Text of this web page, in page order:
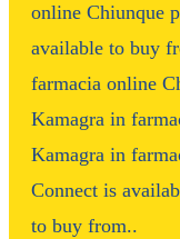
online Chiunque
available to buy
farmacia online
Kamagra in
Kamagra in
Connect is
to buy from..